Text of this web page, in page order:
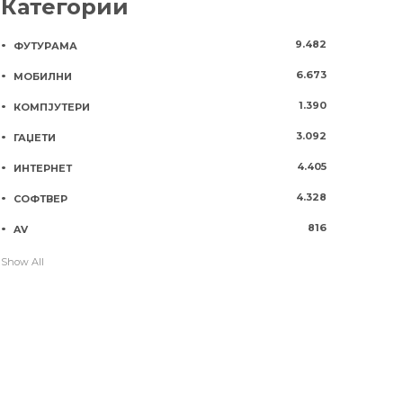
Категории
ФУТУРАМА 9.482
МОБИЛНИ 6.673
КОМПЈУТЕРИ 1.390
ГАЏЕТИ 3.092
ИНТЕРНЕТ 4.405
СОФТВЕР 4.328
AV 816
Show All